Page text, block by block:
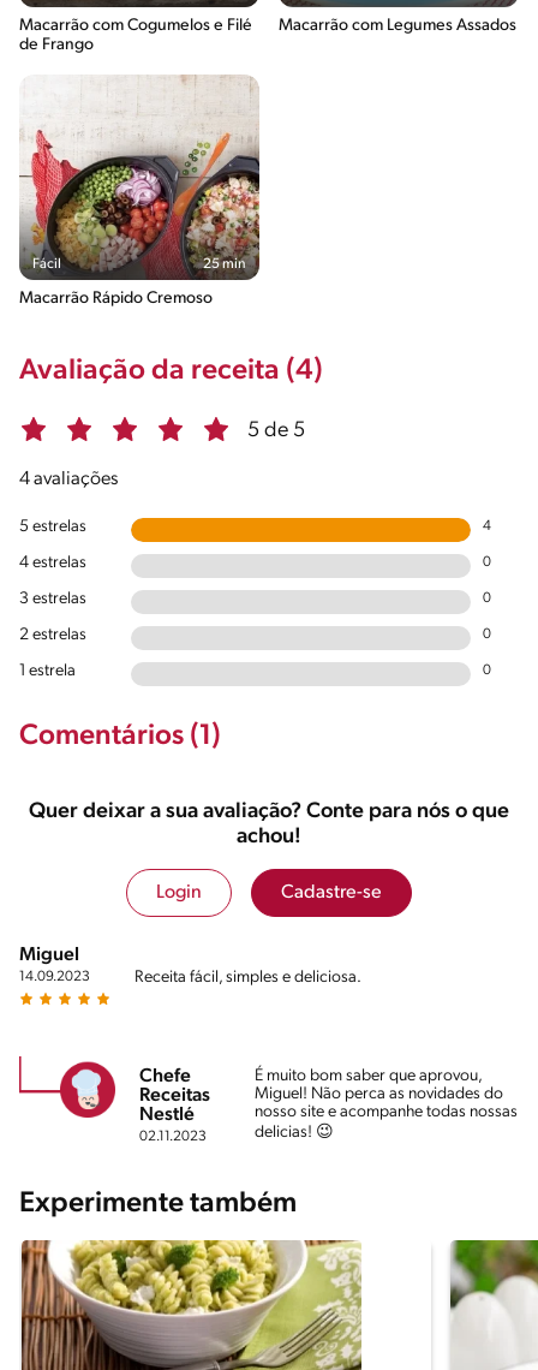
Macarrão com Cogumelos e Filé
de Frango
Macarrão com Legumes Assados
Fácil 25 min
Macarrão Rápido Cremoso
Avaliação da receita (4)
5 de 5
4 avaliações
5 estrelas 4
4 estrelas 0
3 estrelas 0
2 estrelas 0
1 estrela 0
Comentários (1)
Quer deixar a sua avaliação? Conte para nós o que
achou!
Login Cadastre-se
Miguel
14.09.2023 Receita fácil, simples e deliciosa.
Chefe
Receitas
Nestlé
02.11.2023
É muito bom saber que aprovou,
Miguel! Não perca as novidades do
nosso site e acompanhe todas nossas
delicias! 😉
Experimente também